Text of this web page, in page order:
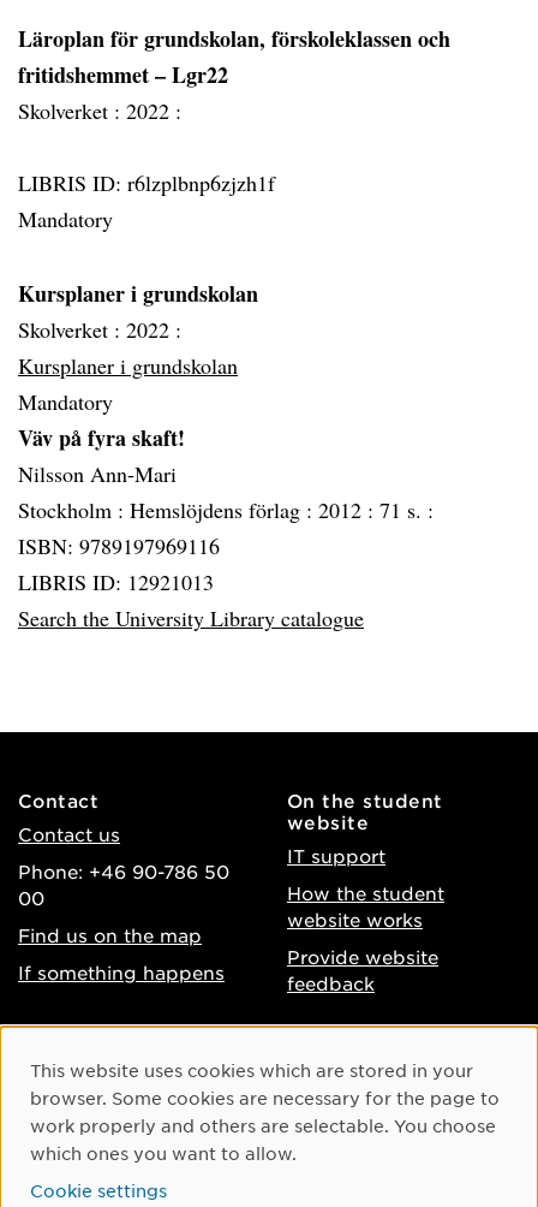
Läroplan för grundskolan, förskoleklassen och
fritidshemmet – Lgr22
Skolverket : 2022 :
LIBRIS ID: r6lzplbnp6zjzh1f
Mandatory
Kursplaner i grundskolan
Skolverket : 2022 :
Kursplaner i grundskolan
Mandatory
Väv på fyra skaft!
Nilsson Ann-Mari
Stockholm : Hemslöjdens förlag : 2012 : 71 s. :
ISBN: 9789197969116
LIBRIS ID: 12921013
Search the University Library catalogue
Contact
Contact us
Phone: +46 90-786 50
00
Find us on the map
If something happens
On the student
website
IT support
How the student
website works
Provide website
feedback
Accessibility of umu.se
Processing of personal
data
Cookie settings
Instagram
Youtube
Cookie Consent
This website uses cookies which are stored in your
browser. Some cookies are necessary for the page to
work properly and others are selectable. You choose
which ones you want to allow.
Cookie settings